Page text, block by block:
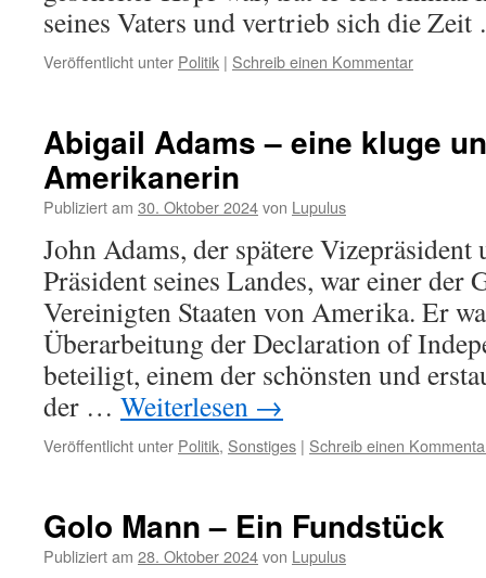
seines Vaters und vertrieb sich die
Veröffentlicht unter Politik | Schreib einen Kommentar
Abigail Adams – eine kluge
Amerikanerin
Publiziert am 30. Oktober 2024von Lupulus
John Adams, der spätere
Präsident seines Landes, war einer der
Vereinigten Staaten von Amerika. Er
Überarbeitung der Declaration of
beteiligt, einem der schönsten und
der … Weiterlesen →
Veröffentlicht unter Politik, Sonstiges | Schreib einen
Golo Mann – Ein Fundstück
Publiziert am 28. Oktober 2024von Lupulus